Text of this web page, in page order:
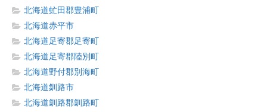
北海道虻田郡豊浦町
北海道赤平市
北海道足寄郡足寄町
北海道足寄郡陸別町
北海道野付郡別海町
北海道釧路市
北海道釧路郡釧路町